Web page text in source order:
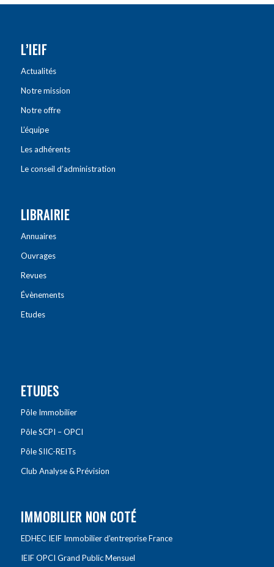
L’IEIF
Actualités
Notre mission
Notre offre
L’équipe
Les adhérents
Le conseil d’administration
LIBRAIRIE
Annuaires
Ouvrages
Revues
Évènements
Etudes
ETUDES
Pôle Immobilier
Pôle SCPI – OPCI
Pôle SIIC-REITs
Club Analyse & Prévision
IMMOBILIER NON COTÉ
EDHEC IEIF Immobilier d’entreprise France
IEIF OPCI Grand Public Mensuel